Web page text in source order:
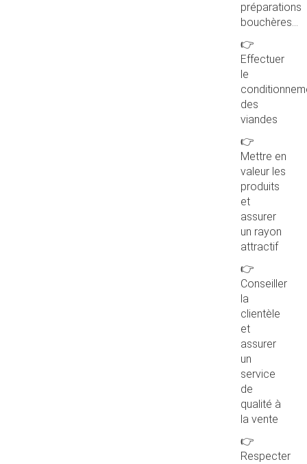
préparations
bouchères...
👉
Effectuer
le
des
viandes
👉
Mettre en
valeur les
produits
et
assurer
un rayon
attractif
👉
Conseiller
la
clientèle
et
assurer
un
service
de
qualité à
la vente
👉
Respecter